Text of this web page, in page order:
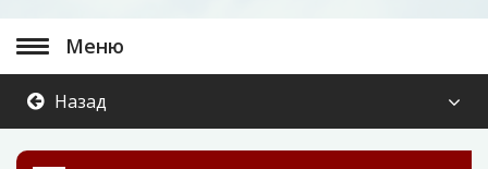
Меню
Назад